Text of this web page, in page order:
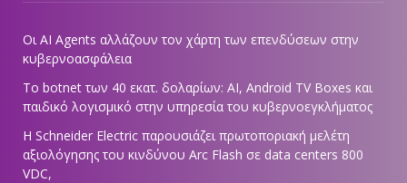
Οι AI Agents αλλάζουν τον χάρτη των επενδύσεων στην
κυβερνοασφάλεια
Το botnet των 40 εκατ. δολαρίων: AI, Android TV Boxes και
παιδικό λογισμικό στην υπηρεσία του κυβερνοεγκλήματος
Η Schneider Electric παρουσιάζει πρωτοποριακή μελέτη
αξιολόγησης του κινδύνου Arc Flash σε data centers 800
VDC,